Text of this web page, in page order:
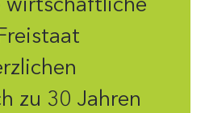
zu 30 Jahren